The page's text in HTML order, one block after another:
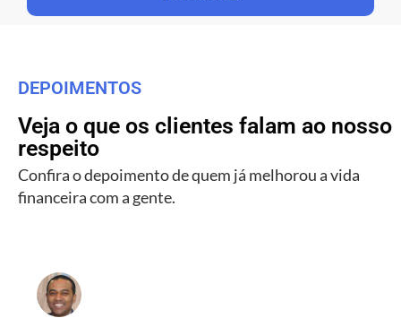
DEPOIMENTOS
Veja o que os clientes falam ao nosso
respeito
Confira o depoimento de quem já melhorou a vida
financeira com a gente.